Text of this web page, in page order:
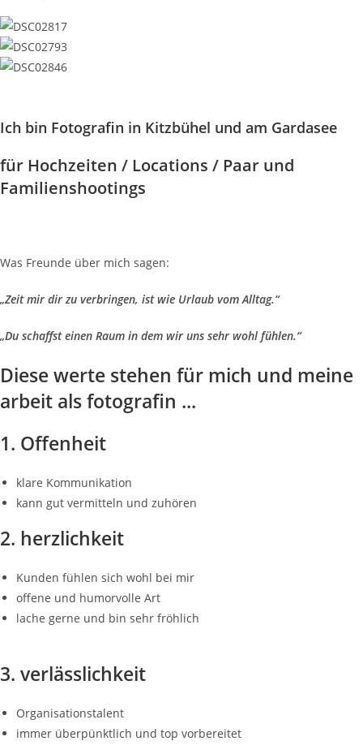
Ich bin Fotografin in Kitzbühel und am Gardasee
für Hochzeiten / Locations / Paar und
Familienshootings
Was Freunde über mich sagen:
„Zeit mir dir zu verbringen, ist wie Urlaub vom Alltag.“
„Du schaffst einen Raum in dem wir uns sehr wohl fühlen.“
Diese werte stehen für mich und meine
arbeit als fotografin ...
1. Offenheit
klare Kommunikation
kann gut vermitteln und zuhören
2. herzlichkeit
Kunden fühlen sich wohl bei mir
offene und humorvolle Art
lache gerne und bin sehr fröhlich
3. verlässlichkeit
Organisationstalent
immer überpünktlich und top vorbereitet